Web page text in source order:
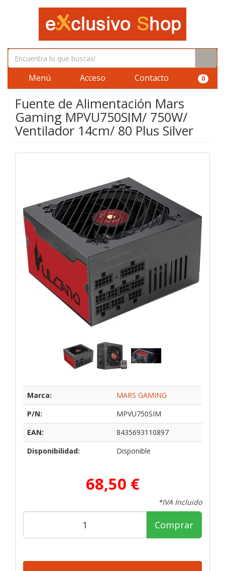
Menú Acceso Contacto 0
Fuente de Alimentación Mars
Gaming MPVU750SIM/ 750W/
Ventilador 14cm/ 80 Plus Silver
Marca:
MARS GAMING
P/N:
MPVU750SIM
EAN:
8435693110897
Disponibilidad:
Disponible
68,50 €
*IVA Incluido
Comprar